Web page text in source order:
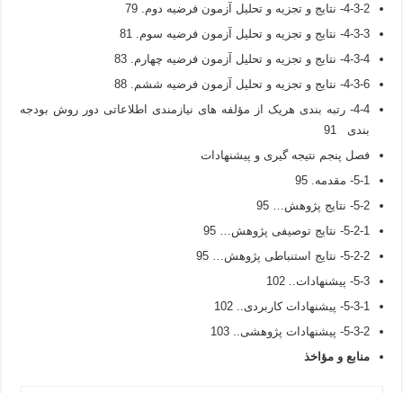
4-3-2- نتایج و تجزیه و تحلیل آزمون فرضیه دوم. 79
4-3-3- نتایج و تجزیه و تحلیل آزمون فرضیه سوم. 81
4-3-4- نتایج و تجزیه و تحلیل آزمون فرضیه چهارم. 83
4-3-6- نتایج و تجزیه و تحلیل آزمون فرضیه ششم. 88
4-4- رتبه بندی هریک از مؤلفه های نیازمندی اطلاعاتی دور روش بودجه
بندی 91
فصل پنجم نتیجه گیری و پیشنهادات
5-1- مقدمه. 95
5-2- نتایج پژوهش… 95
5-2-1- نتایج توصیفی پژوهش… 95
5-2-2- نتایج استنباطی پژوهش… 95
5-3- پیشنهادات.. 102
5-3-1- پیشنهادات کاربردی.. 102
5-3-2- پیشنهادات پژوهشی.. 103
منابع و مؤاخذ